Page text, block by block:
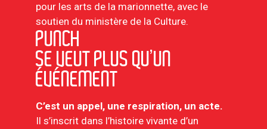
pour les arts de la marionnette, avec le
soutien du ministère de la Culture.
PUNCH
SE VEUT PLUS QU’UN
ÉVÉNEMENT
C’est un appel, une respiration, un acte.
Il s’inscrit dans l’histoire vivante d’un